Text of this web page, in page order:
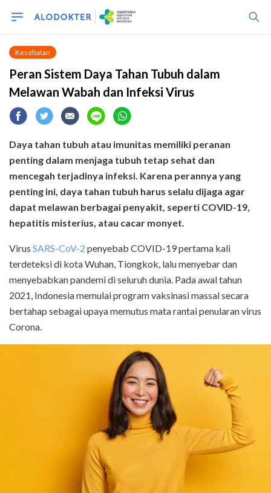
Kesehatan
Peran Sistem Daya Tahan Tubuh dalam
Melawan Wabah dan Infeksi Virus
Daya tahan tubuh atau imunitas memiliki peranan
penting dalam menjaga tubuh tetap sehat dan
mencegah terjadinya infeksi. Karena perannya yang
penting ini, daya tahan tubuh harus selalu dijaga agar
dapat melawan berbagai penyakit, seperti COVID-19,
hepatitis misterius, atau cacar monyet.
Virus SARS-CoV-2 penyebab COVID-19 pertama kali
terdeteksi di kota Wuhan, Tiongkok, lalu menyebar dan
menyebabkan pandemi di seluruh dunia. Pada awal tahun
2021, Indonesia memulai program vaksinasi massal secara
bertahap sebagai upaya memutus mata rantai penularan virus
Corona.